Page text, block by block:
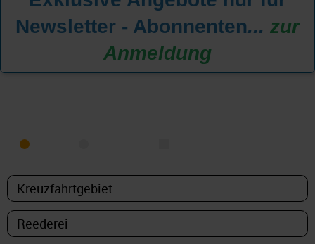
Newsletter - Abonnenten... zur
Anmeldung